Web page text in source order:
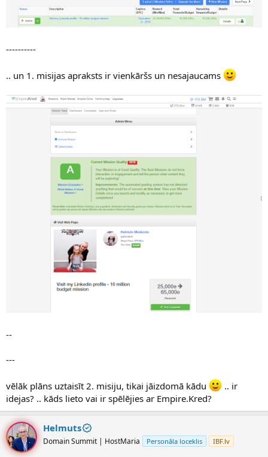
----------
.. un 1. misijas apraksts ir vienkāršs un nesajaucams
--
---
vēlāk plāns uztaisīt 2. misiju, tikai jāizdomā kādu
.. ir
idejas? .. kāds lieto vai ir spēlējies ar Empire.Kred?
Helmuts
Domain Summit | HostMaria Personāla loceklis IBF.lv